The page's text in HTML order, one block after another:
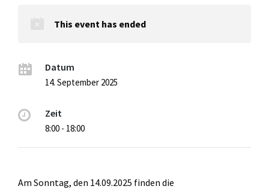
This event has ended
Datum
14. September 2025
Zeit
8:00 - 18:00
Am Sonntag, den 14.09.2025 finden die